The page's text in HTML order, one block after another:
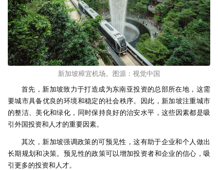
新加坡樟宜机场。图源：视觉中国
首先，新加坡致力于打造成为东南亚投资的总部所在地，这需
要城市具备优良的环境和稳定的社会秩序。因此，新加坡注重城市
的整洁、美化和绿化，同时保持良好的治安水平，这些因素都是吸
引外国投资和人才的重要因素。
其次，新加坡强调政策的可预见性，这有助于企业和个人做出
长期规划和决策。预见性的政策可以增加投资者和企业的信心，吸
引更多的投资和人才。